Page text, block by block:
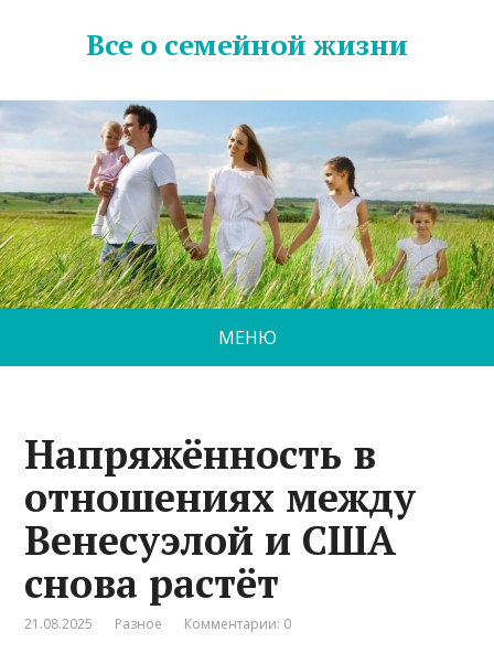
Все о семейной жизни
МЕНЮ
Напряжённость в
отношениях между
Венесуэлой и США
снова растёт
21.08.2025 Разное Комментарии: 0